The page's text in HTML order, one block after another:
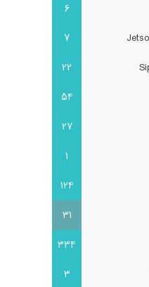
6
7
22
54
27
1
124
31
334
3